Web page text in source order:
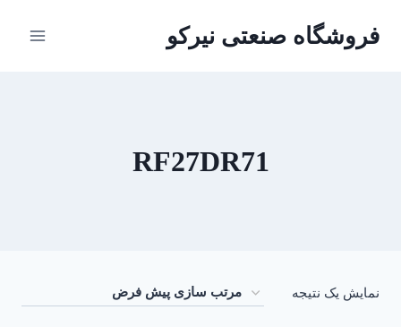
فروشگاه صنعتی نیرکو
RF27DR71
نمایش یک نتیجه